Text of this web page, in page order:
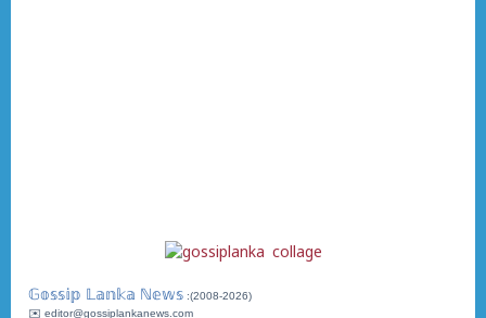
𝔾𝕠𝕤𝕤𝕚𝕡 𝕃𝕒𝕟𝕜𝕒 ℕ𝕖𝕨𝕤 :(2008-2026)
✉️ editor@gossiplankanews.com